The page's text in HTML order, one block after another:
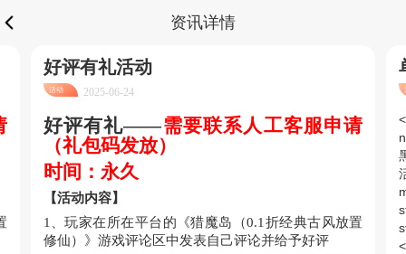
资讯详情
好评有礼活动
活动 2025-06-24
好评有礼——需要联系人工客服申请
（礼包码发放）
时间：永久
【活动内容】
1、玩家在所在平台的《猎魔岛（0.1折经典古风放置
修仙）》游戏评论区中发表自己评论并给予好评